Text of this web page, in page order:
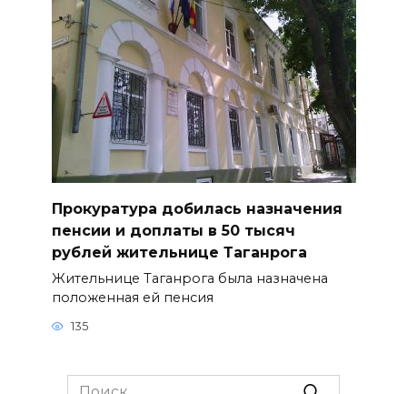
Прокуратура добилась назначения
пенсии и доплаты в 50 тысяч
рублей жительнице Таганрога
Жительнице Таганрога была назначена
положенная ей пенсия
135
Search